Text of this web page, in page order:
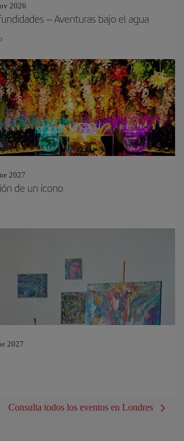
2026
– Aventuras bajo el agua
2027
de un ícono
2027
Consulta todos los eventos en Londres